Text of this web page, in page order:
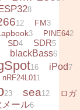
8
12 FM3
3 PINE642
SD4 SDR5
blackBass6
16 iPod7
nRF24L011
23 sea12
ロガ
ール6